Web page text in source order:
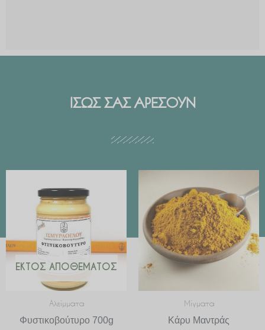
ΙΣΩΣ ΣΑΣ ΑΡΕΣΟΥΝ
ΕΚΤΌΣ ΑΠΟΘΈΜΑΤΟΣ
Αλείμματα
Φυστικοβούτυρο 700g
Μίγματα
Κάρυ Μαντράς
range:
€ 2.99
through
€ 29.90